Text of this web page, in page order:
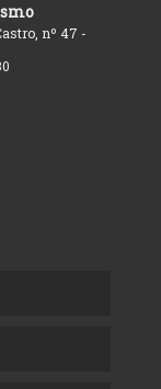
nº 47 -